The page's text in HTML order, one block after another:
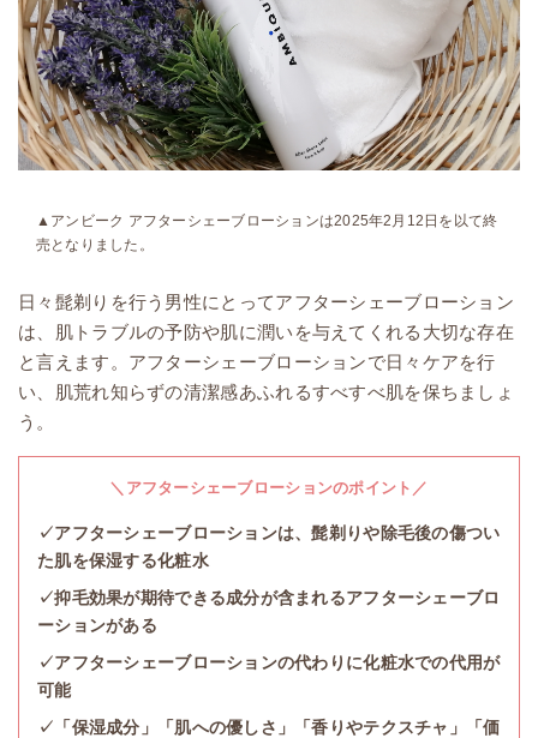
▲アンビーク アフターシェーブローションは2025年2月12日を以て終
売となりました。
日々髭剃りを行う男性にとってアフターシェーブローション
は、肌トラブルの予防や肌に潤いを与えてくれる大切な存在
と言えます。アフターシェーブローションで日々ケアを行
い、肌荒れ知らずの清潔感あふれるすべすべ肌を保ちましょ
う。
＼アフターシェーブローションのポイント／
✓アフターシェーブローションは、髭剃りや除毛後の傷つい
た肌を保湿する化粧水
✓抑毛効果が期待できる成分が含まれるアフターシェーブロ
ーションがある
✓アフターシェーブローションの代わりに化粧水での代用が
可能
✓「保湿成分」「肌への優しさ」「香りやテクスチャ」「価